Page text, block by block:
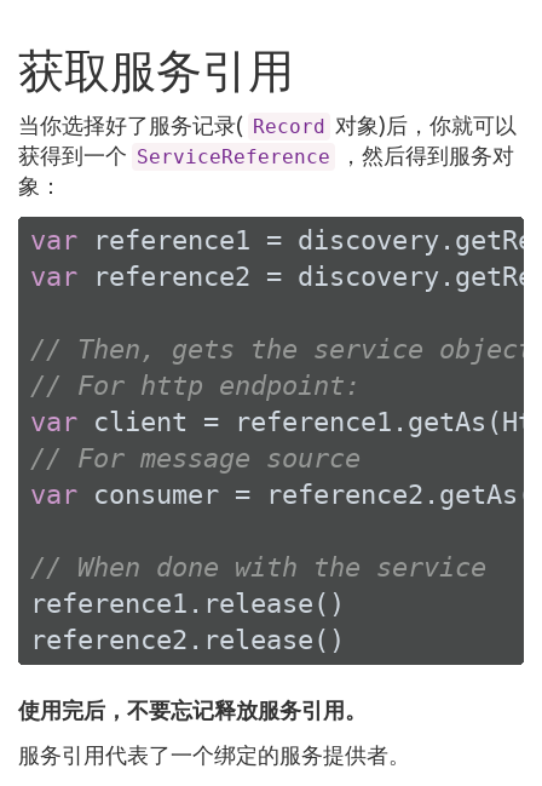
获取服务引用
当你选择好了服务记录( Record 对象)后，你就可以
获得到一个 ServiceReference
，然后得到服务对
象：
var
var reference2 =
// Then, gets the service
// For http endpoint:
var client =
// For message source
var consumer =
// When done with the service
reference1.release()
reference2.release()
使用完后，不要忘记释放服务引用。
服务引用代表了一个绑定的服务提供者。